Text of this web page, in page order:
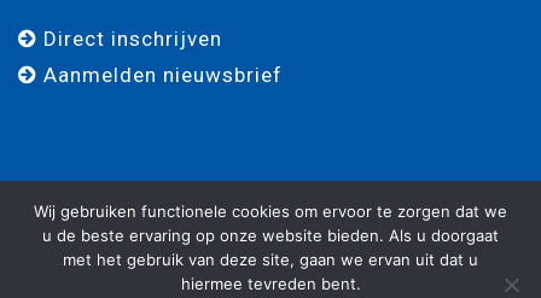
Direct inschrijven
Aanmelden nieuwsbrief
© 2025 - Atelier 6 - Alle rechten voorbehouden. -
Wij gebruiken functionele cookies om ervoor te zorgen dat we
u de beste ervaring op onze website bieden. Als u doorgaat
met het gebruik van deze site, gaan we ervan uit dat u
hiermee tevreden bent.